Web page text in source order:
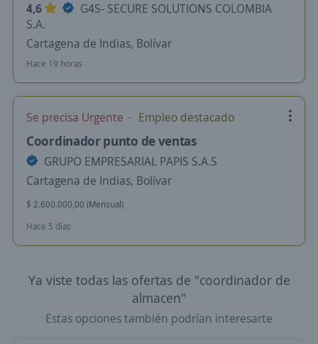
4,6
G4S- SECURE SOLUTIONS COLOMBIA
S.A.
Cartagena de Indias, Bolívar
Hace 19 horas
Se precisa Urgente Empleo destacado
Coordinador punto de ventas
GRUPO EMPRESARIAL PAPIS S.A.S
Cartagena de Indias, Bolívar
$ 2.600.000,00 (Mensual)
Hace 5 días
Ya viste todas las ofertas de "coordinador de
almacen"
Estas opciones también podrían interesarte